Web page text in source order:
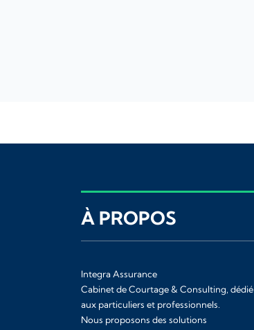
À PROPOS
Integra Assurance
Cabinet de Courtage & Consulting, dédié
aux particuliers et professionnels.
Nous proposons des solutions